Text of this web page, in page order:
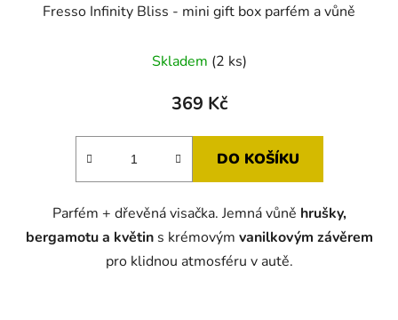
Fresso Infinity Bliss - mini gift box parfém a vůně
Skladem (2 ks)
369 Kč
DO KOŠÍKU
Parfém + dřevěná visačka. Jemná vůně hrušky,
bergamotu a květins krémovým vanilkovým závěrem
pro klidnou atmosféru v autě.